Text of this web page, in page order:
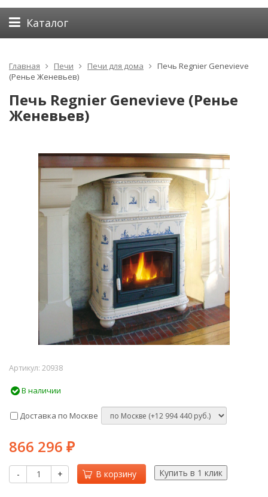
Каталог
Главная Печи Печи для дома
Печь Regnier Genevieve
(Ренье Женевьев)
Печь Regnier Genevieve (Ренье
Женевьев)
Артикул: 20938
В наличии
Доставка по Москве
866 296 ₽
- + В корзину